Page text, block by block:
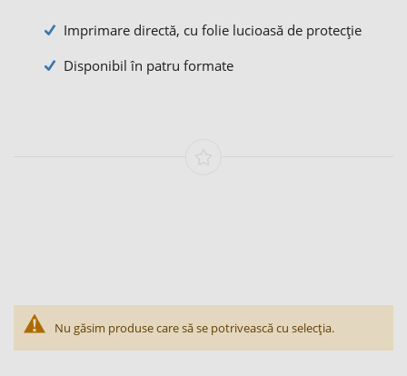
Imprimare directă, cu folie lucioasă de protecție
Disponibil în patru formate
Nu găsim produse care să se potrivească cu selecția.